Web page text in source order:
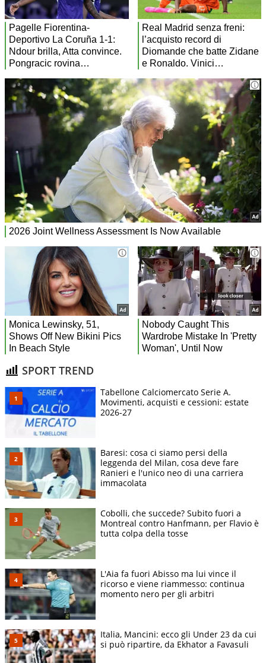
SPORT TREND
Tabellone Calciomercato Serie A.
Movimenti, acquisti e cessioni: estate
2026-27
Baresi: cosa ci siamo persi della
leggenda del Milan, cosa deve fare
Ranieri e l'unico neo di una carriera
immacolata
Cobolli, che succede? Subito fuori a
Montreal contro Hanfmann, per Flavio è
tutta colpa della tosse
L'Aia fa fuori Abisso ma lui vince il
ricorso e viene riammesso: continua
momento nero per gli arbitri
Italia, Mancini: ecco gli Under 23 da cui
si può ripartire, da Ekhator a Favasuli